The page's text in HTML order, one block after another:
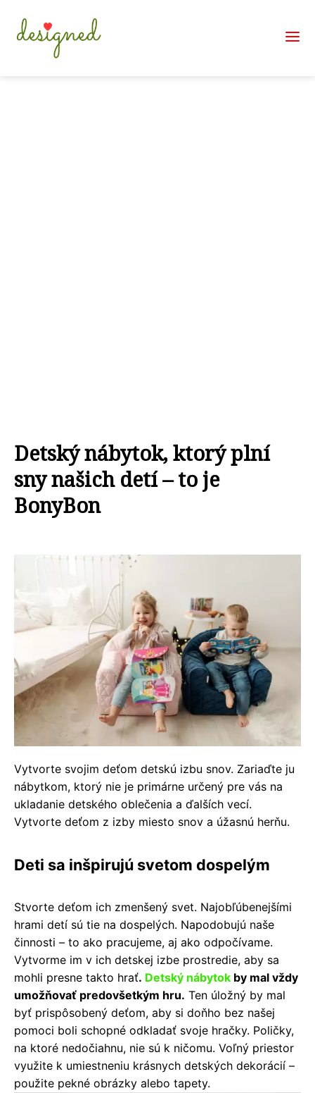
Detský nábytok, ktorý plní
sny našich detí – to je
BonyBon
Vytvorte svojim deťom detskú izbu snov. Zariaďte ju
nábytkom, ktorý nie je primárne určený pre vás na
ukladanie detského oblečenia a ďalších vecí.
Vytvorte deťom z izby miesto snov a úžasnú herňu.
Deti sa inšpirujú svetom dospelým
Stvorte deťom ich zmenšený svet. Najobľúbenejšími
hrami detí sú tie na dospelých. Napodobujú naše
činnosti – to ako pracujeme, aj ako odpočívame.
Vytvorme im v ich detskej izbe prostredie, aby sa
mohli presne takto hrať. Detský nábytok by mal vždy
umožňovať predovšetkým hru. Ten úložný by mal
byť prispôsobený deťom, aby si doňho bez našej
pomoci boli schopné odkladať svoje hračky. Poličky,
na ktoré nedočiahnu, nie sú k ničomu. Voľný priestor
využite k umiestneniu krásnych detských dekorácií –
použite pekné obrázky alebo tapety.